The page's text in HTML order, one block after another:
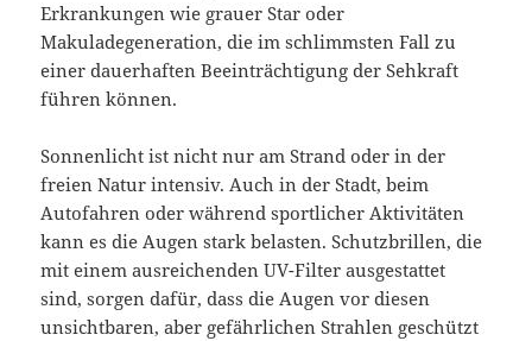
Erkrankungen wie grauer Star oder
Makuladegeneration, die im schlimmsten Fall zu
einer dauerhaften Beeinträchtigung der Sehkraft
führen können.
Sonnenlicht ist nicht nur am Strand oder in der
freien Natur intensiv. Auch in der Stadt, beim
Autofahren oder während sportlicher Aktivitäten
kann es die Augen stark belasten. Schutzbrillen, die
mit einem ausreichenden UV-Filter ausgestattet
sind, sorgen dafür, dass die Augen vor diesen
unsichtbaren, aber gefährlichen Strahlen geschützt